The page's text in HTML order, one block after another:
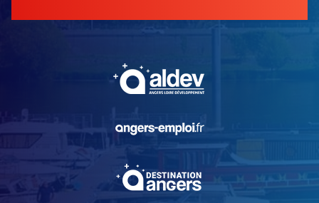
, Ouvre une nouvelle